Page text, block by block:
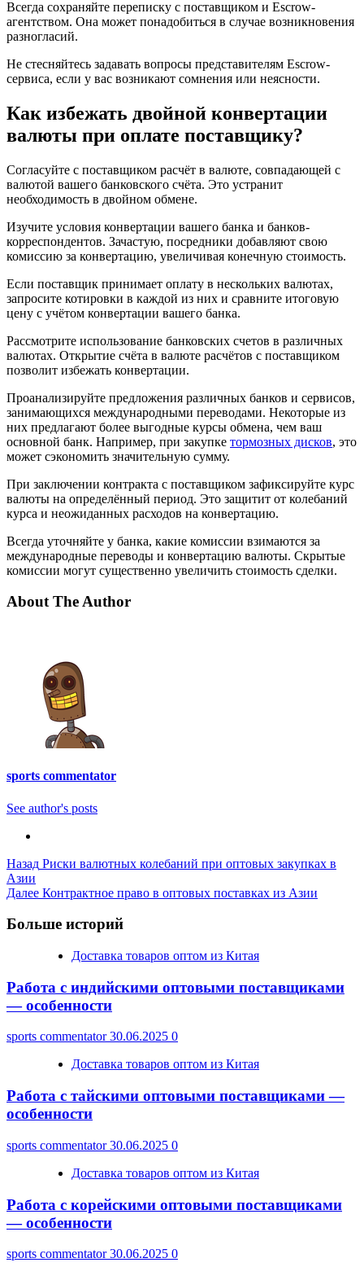
Всегда сохраняйте переписку с поставщиком и Escrow-
агентством. Она может понадобиться в случае возникновения
разногласий.
Не стесняйтесь задавать вопросы представителям Escrow-
сервиса, если у вас возникают сомнения или неясности.
Как избежать двойной конвертации
валюты при оплате поставщику?
Согласуйте с поставщиком расчёт в валюте, совпадающей с
валютой вашего банковского счёта. Это устранит
необходимость в двойном обмене.
Изучите условия конвертации вашего банка и банков-
корреспондентов. Зачастую, посредники добавляют свою
комиссию за конвертацию, увеличивая конечную стоимость.
Если поставщик принимает оплату в нескольких валютах,
запросите котировки в каждой из них и сравните итоговую
цену с учётом конвертации вашего банка.
Рассмотрите использование банковских счетов в различных
валютах. Открытие счёта в валюте расчётов с поставщиком
позволит избежать конвертации.
Проанализируйте предложения различных банков и сервисов,
занимающихся международными переводами. Некоторые из
них предлагают более выгодные курсы обмена, чем ваш
основной банк. Например, при закупке тормозных дисков, это
может сэкономить значительную сумму.
При заключении контракта с поставщиком зафиксируйте курс
валюты на определённый период. Это защитит от колебаний
курса и неожиданных расходов на конвертацию.
Всегда уточняйте у банка, какие комиссии взимаются за
международные переводы и конвертацию валюты. Скрытые
комиссии могут существенно увеличить стоимость сделки.
About The Author
sports commentator
See author's posts
Post
Navigation
Назад Риски валютных колебаний при оптовых закупках в
Азии
Далее Контрактное право в оптовых поставках из Азии
Больше историй
Доставка товаров оптом из Китая
Работа с индийскими оптовыми поставщиками
— особенности
sports commentator30.06.2025 0
Доставка товаров оптом из Китая
Работа с тайскими оптовыми поставщиками —
особенности
sports commentator30.06.2025 0
Доставка товаров оптом из Китая
Работа с корейскими оптовыми поставщиками
— особенности
sports commentator30.06.2025 0